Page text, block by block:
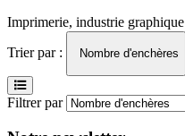
Imprimerie, industrie graphique
Trier par :
Nombre d'enchères
Filtrer par